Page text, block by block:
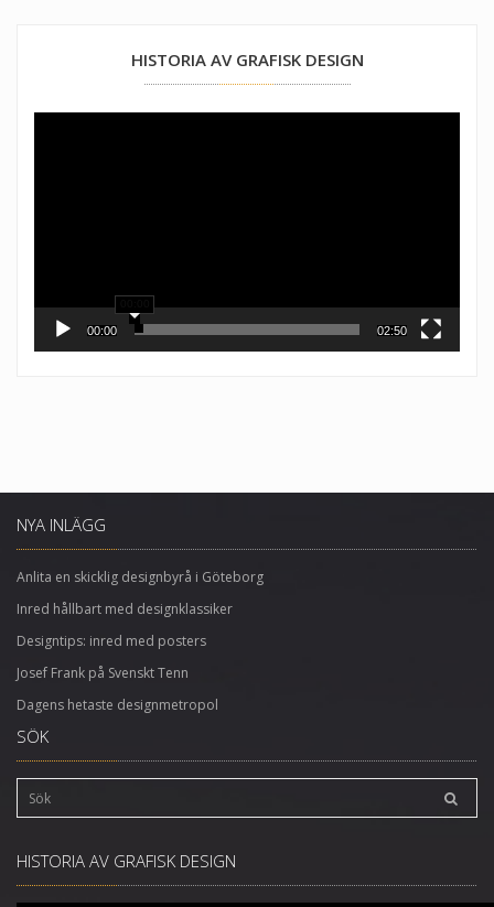
HISTORIA AV GRAFISK DESIGN
00:00 02:50
NYA INLÄGG
Anlita en skicklig designbyrå i Göteborg
Inred hållbart med designklassiker
Designtips: inred med posters
Josef Frank på Svenskt Tenn
Dagens hetaste designmetropol
SÖK
HISTORIA AV GRAFISK DESIGN